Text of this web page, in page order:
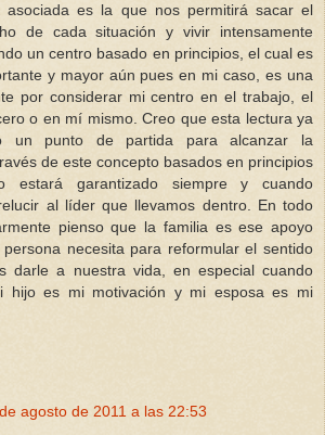
asociada es la que nos permitirá sacar el
de cada situación y vivir intensamente
un centro basado en principios, el cual es
y mayor aún pues en mi caso, es una
por considerar mi centro en el trabajo, el
o en mí mismo. Creo que esta lectura ya
un punto de partida para alcanzar la
de este concepto basados en principios
estará garantizado siempre y cuando
al líder que llevamos dentro. En todo
pienso que la familia es ese apoyo
necesita para reformular el sentido
darle a nuestra vida, en especial cuando
hijo es mi motivación y mi esposa es mi
agosto de 2011 a las 22:53